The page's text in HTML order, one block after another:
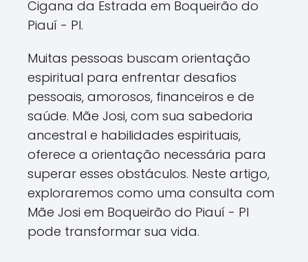
Cigana da Estrada em Boqueirão do
Piauí - PI.
Muitas pessoas buscam orientação
espiritual para enfrentar desafios
pessoais, amorosos, financeiros e de
saúde. Mãe Josi, com sua sabedoria
ancestral e habilidades espirituais,
oferece a orientação necessária para
superar esses obstáculos. Neste artigo,
exploraremos como uma consulta com
Mãe Josi em Boqueirão do Piauí - PI
pode transformar sua vida.